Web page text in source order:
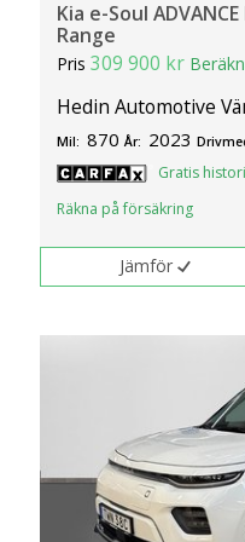
Kia e-Soul
Range
Pris309 900 kr
Hedin Automotive
Mil: 870 År: 2023
Gratis
Räkna på försäkring
Jämför